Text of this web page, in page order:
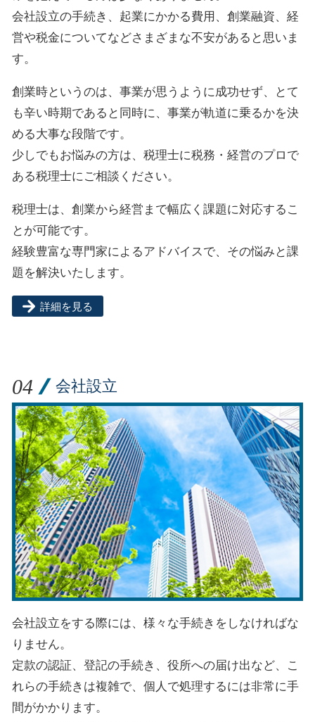
会社設立の手続き、起業にかかる費用、創業融資、経
営や税金についてなどさまざまな不安があると思いま
す。
創業時というのは、事業が思うように成功せず、とて
も辛い時期であると同時に、事業が軌道に乗るかを決
める大事な段階です。
少しでもお悩みの方は、税理士に税務・経営のプロで
ある税理士にご相談ください。
税理士は、創業から経営まで幅広く課題に対応するこ
とが可能です。
経験豊富な専門家によるアドバイスで、その悩みと課
題を解決いたします。
詳細を見る
会社設立
会社設立をする際には、様々な手続きをしなければな
りません。
定款の認証、登記の手続き、役所への届け出など、こ
れらの手続きは複雑で、個人で処理するには非常に手
間がかかります。